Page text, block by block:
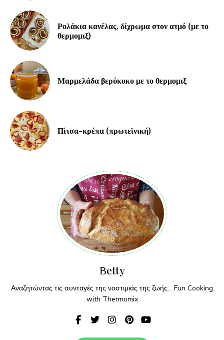
Ρολάκια κανέλας, δίχρωμα στον ατμό (με το
θερμομιξ)
Μαρμελάδα βερύκοκο με το θερμομιξ
Πίτσα-κρέπα (πρωτεϊνική)
Βetty
Αναζητώντας τις συνταγές της νοστιμιάς της ζωής... Fun Cooking
with Thermomix